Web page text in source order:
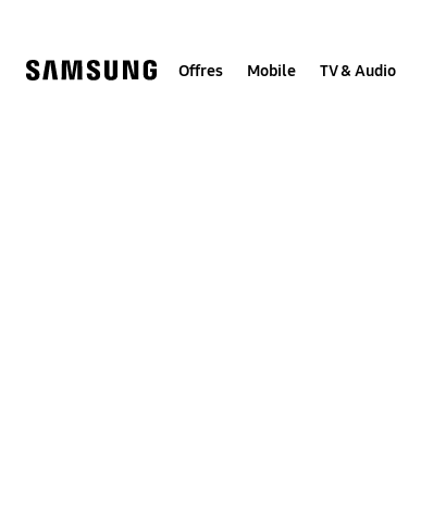
Offres Mobile TV & Audio